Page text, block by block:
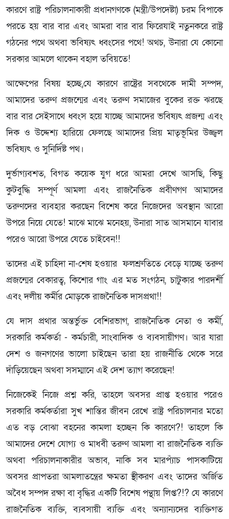
কারণে রাষ্ট্র পরিচালনাকারী প্রধানগণকে (মন্ত্রী/উপদেষ্টা) চরম বিপাকে
পরতে হয় বার বার এবং আমরা বার বার ফিরেযাই নতুনকরে রাষ্ট্র
গঠনের পথে অথবা ভবিষ্যৎ ধ্বংসের পথে! অথচ, উনারা যে কোনো
সরকার আমলে থাকেন বহাল তবিয়তে!
আক্ষেপের বিষয় হচ্ছে,যে কারণে রাষ্ট্রের সবথেকে দামী সম্পদ,
আমাদের তরুণ প্রজন্মের এবং তরুণ সমাজের বুকের রক্ত ঝরছে
বার বার সেইসাথে ধ্বংস হয়ে যাচ্ছে আমাদের ভবিষ্যৎ প্রজন্ম এবং
দিক ও উদ্দেশ্য হারিয়ে ফেলছে আমাদের প্রিয় মাতৃভূমির উজ্জ্বল
ভবিষ্যৎ ও সুনির্দিষ্ট পথ।
দুর্ভাগ্যবশত, বিগত কয়েক যুগ ধরে আমরা দেখে আসছি, কিছু
কুটবুদ্ধি সম্পূর্ণ আমলা এবং রাজনৈতিক প্রবীণগণ আমাদের
তরুণদের ব্যবহার করছেন বিশেষ করে নিজেদের অবস্থান আরো
উপরে নিয়ে যেতে! মাঝে মাঝে মনেহয়, উনারা সাত আসমানে যাবার
পরেও আরো উপরে যেতে চাইবেন!!
তাদের এই চাহিদা না-শেষ হওয়ার ফলশ্রুতিতে বেড়ে যাচ্ছে তরুণ
প্রজন্মের বেকারত্ব, কিশোর গাং এর মত সংগঠন, চাটুকার পারদর্শী
এবং দলীয় কর্মীর মোড়কে রাজনৈতিক দাসপ্রথা!!
যে দাস প্রথার অন্তর্ভুক্ত বেশিরভাগ, রাজনৈতিক নেতা ও কর্মী,
সরকারি কর্মকর্তা - কর্মচারী, সাংবাদিক ও ব্যবসায়ীগণ। আর যারা
দেশ ও জনগণের ভালো চাইছেন তারা হয় রাজনীতি থেকে সরে
দাঁড়িয়েছেন অথবা সসম্মানে এই দেশ ত্যাগ করেছেন!
নিজেকেই নিজে প্রশ্ন করি, তাহলে অবসর প্রাপ্ত হওয়ার পরেও
সরকারি কর্মকর্তারা সুখ শান্তির জীবন রেখে রাষ্ট্র পরিচালনার মতো
এত বড় বোঝা বহনের কামলা হচ্ছেন কি কারণে?! তাহলে কি
আমাদের দেশে যোগ্য ও মাধবী তরুণ আমলা বা রাজনৈতিক ব্যক্তি
অথবা পরিচালনাকারীর অভাব, নাকি সব মারপ্যাঁচ পাসকাটিয়ে
অবসর প্রাপতরা আমলাতন্ত্রের ক্ষমতা স্থীকরণ এবং তাদের অর্জিত
অবৈধ সম্পদ রক্ষা বা বৃদ্ধির একটি বিশেষ পন্থায় লিপ্ত?!? যে কারণে
রাজনৈতিক ব্যক্তি, ব্যবসায়ী ব্যক্তি এবং অন্যান্যদের ব্যক্তিগত